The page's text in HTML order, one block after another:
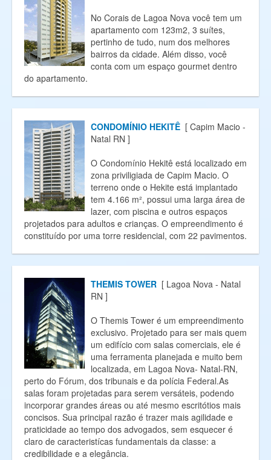
No Corais de Lagoa Nova você tem um
apartamento com 123m2, 3 suítes,
pertinho de tudo, num dos melhores
bairros da cidade. Além disso, você
conta com um espaço gourmet dentro
do apartamento.
CONDOMÍNIO HEKITÊ [ Capim Macio -
Natal RN ]
O Condomínio Hekitê está localizado em
zona priviligiada de Capim Macio. O
terreno onde o Hekite está implantado
tem 4.166 m², possui uma larga área de
lazer, com piscina e outros espaços
projetados para adultos e crianças. O empreendimento é
constituído por uma torre residencial, com 22 pavimentos.
THEMIS TOWER [ Lagoa Nova - Natal
RN ]
O Themis Tower é um empreendimento
exclusivo. Projetado para ser mais quem
um edifício com salas comerciais, ele é
uma ferramenta planejada e muito bem
localizada, em Lagoa Nova- Natal-RN,
perto do Fórum, dos tribunais e da polícia Federal.As
salas foram projetadas para serem versáteis, podendo
incorporar grandes áreas ou até mesmo escritótios mais
concisos. Sua principal razão é trazer mais agilidade e
praticidade ao tempo dos advogados, sem esquecer é
claro de caracteristícas fundamentais da classe: a
credibilidade e a elegância.